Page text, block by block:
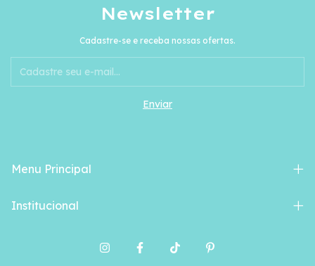
Newsletter
Cadastre-se e receba nossas ofertas.
Menu Principal
Institucional